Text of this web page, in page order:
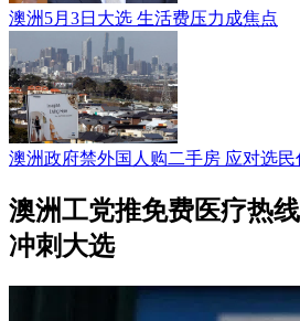
澳洲5月3日大选 生活费压力成焦点
澳洲政府禁外国人购二手房 应对选民
澳洲工党推免费医疗热
冲刺大选